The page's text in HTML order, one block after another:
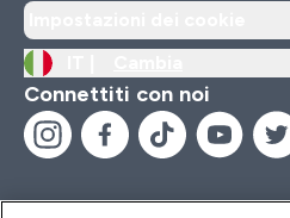
Connettiti con noi